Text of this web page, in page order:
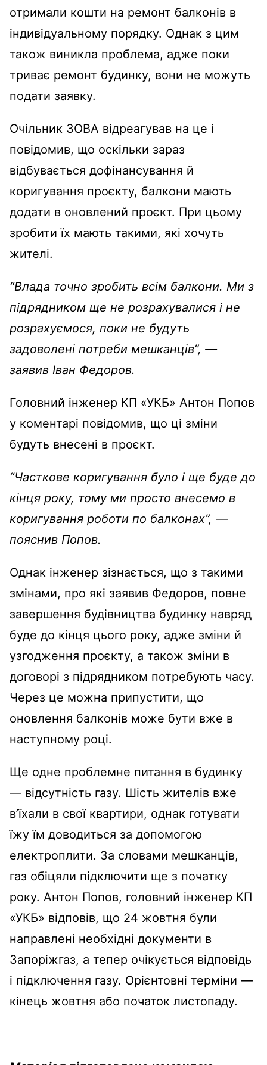
отримали кошти на ремонт балконів в
індивідуальному порядку. Однак з цим
також виникла проблема, адже поки
триває ремонт будинку, вони не можуть
подати заявку.
Очільник ЗОВА відреагував на це і
повідомив, що оскільки зараз
відбувається дофінансування й
коригування проєкту, балкони мають
додати в оновлений проєкт. При цьому
зробити їх мають такими, які хочуть
жителі.
“Влада точно зробить всім балкони. Ми з
підрядником ще не розрахувалися і не
розрахуємося, поки не будуть
задоволені потреби мешканців”, —
заявив Іван Федоров.
Головний інженер КП «УКБ» Антон Попов
у коментарі повідомив, що ці зміни
будуть внесені в проєкт.
“Часткове коригування було і ще буде до
кінця року, тому ми просто внесемо в
коригування роботи по балконах”, —
пояснив Попов.
Однак інженер зізнається, що з такими
змінами, про які заявив Федоров, повне
завершення будівництва будинку навряд
буде до кінця цього року, адже зміни й
узгодження проєкту, а також зміни в
договорі з підрядником потребують часу.
Через це можна припустити, що
оновлення балконів може бути вже в
наступному році.
Ще одне проблемне питання в будинку
— відсутність газу. Шість жителів вже
в’їхали в свої квартири, однак готувати
їжу їм доводиться за допомогою
електроплити. За словами мешканців,
газ обіцяли підключити ще з початку
року. Антон Попов, головний інженер КП
«УКБ» відповів, що 24 жовтня були
направлені необхідні документи в
Запоріжгаз, а тепер очікується відповідь
і підключення газу. Орієнтовні терміни —
кінець жовтня або початок листопаду.